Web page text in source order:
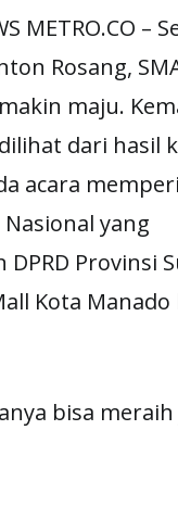
METRO.CO –
Rosang,
maju.
dari hasil
acara
yang
Provinsi
Kota
bisa